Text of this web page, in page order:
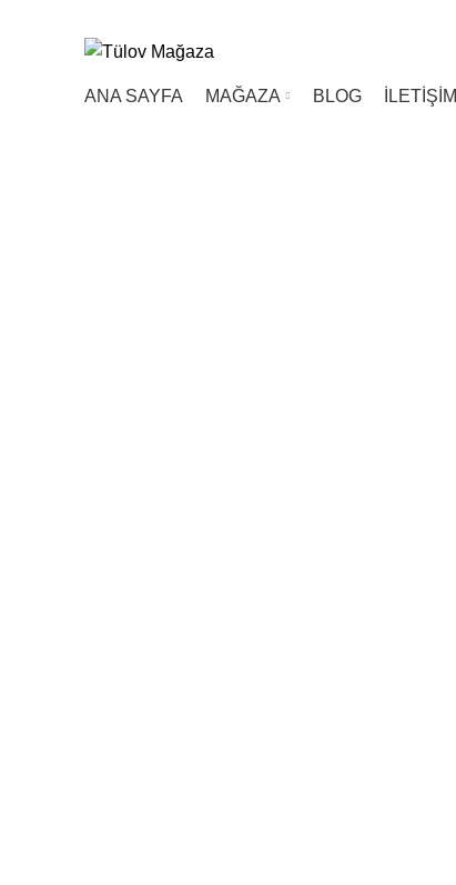
ANA SAYFA MAĞAZA BLOG İLETİŞİM